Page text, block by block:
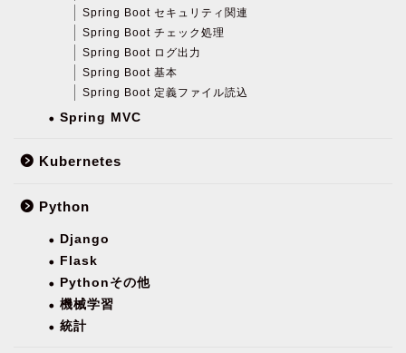
Spring Boot セキュリティ関連
Spring Boot チェック処理
Spring Boot ログ出力
Spring Boot 基本
Spring Boot 定義ファイル読込
Spring MVC
Kubernetes
Python
Django
Flask
Pythonその他
機械学習
統計